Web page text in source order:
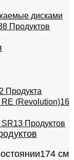
дисками
Продуктов
Продукта
(Revolution)16
SR13 Продуктов
174 см